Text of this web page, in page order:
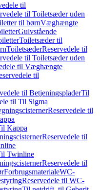
til
til Toiletsæder uden
til børnVæghængte
Gulvstående
Toiletsæder til
ToiletsæderReservedele til
til Toiletsæder uden
til Væghængte
til
til BetjeningspladerTil
til Til Sigma
Reservedele til
Kappa
Reservedele til
Twinline
Reservedele til
ForbrugsmaterialeWC-
Reservedele til WC-